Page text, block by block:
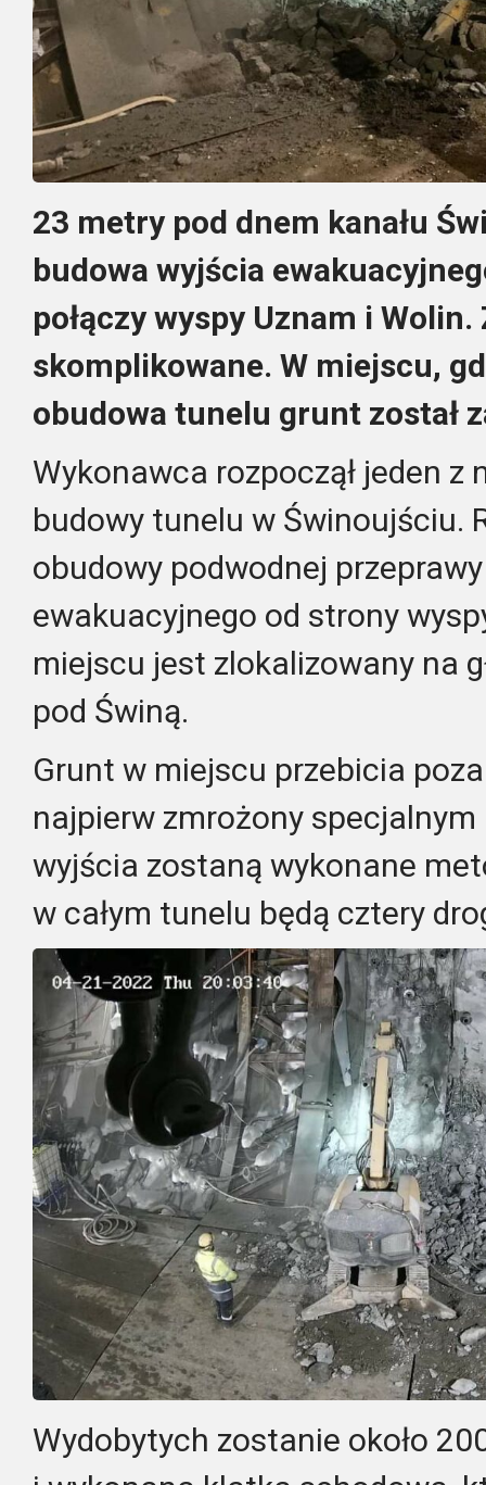
23 metry pod dnem kanału
budowa wyjścia
połączy wyspy Uznam i
skomplikowane. W miejscu,
obudowa tunelu grunt został
Wykonawca rozpoczął jeden
budowy tunelu w Świnoujściu.
obudowy podwodnej
ewakuacyjnego od strony
miejscu jest zlokalizowany na
pod Świną.
Grunt w miejscu przebicia
najpierw zmrożony
wyjścia zostaną wykonane
w całym tunelu będą cztery
Wydobytych zostanie około